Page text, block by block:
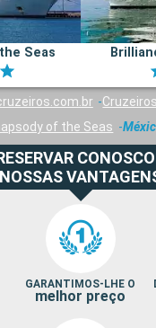
Seas
of the Seas
NOSSAS
GARANTIMOS-LHE O
melhor preço